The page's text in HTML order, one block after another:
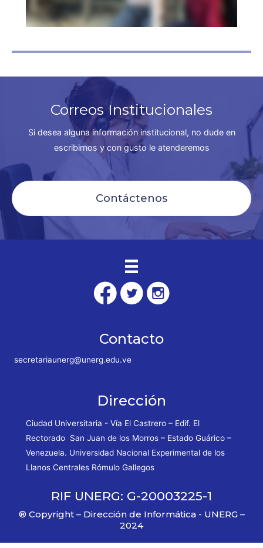
Correos Institucionales
Si desea alguna información institucional, no dude en
escribirnos y con gusto le atenderemos
Contáctenos
Contacto
secretariaunerg@unerg.edu.ve
Dirección
Ciudad Universitaria - Vía El Castrero – Edif. El
Rectorado San Juan de los Morros – Estado Guárico –
Venezuela. Universidad Nacional Experimental de los
Llanos Centrales Rómulo Gallegos
RIF UNERG: G-20003225-1
® Copyright – Dirección de Informática - UNERG –
2024